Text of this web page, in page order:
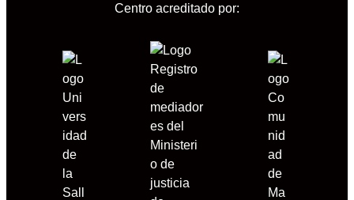
Centro acreditado por: